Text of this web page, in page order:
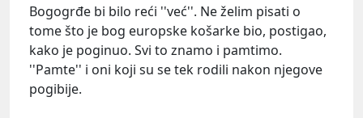
Bogogrđe bi bilo reći ''već''. Ne želim pisati o
tome što je bog europske košarke bio, postigao,
kako je poginuo. Svi to znamo i pamtimo.
''Pamte'' i oni koji su se tek rodili nakon njegove
pogibije.